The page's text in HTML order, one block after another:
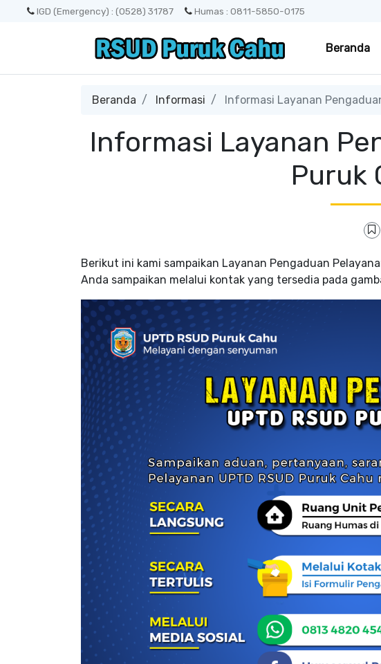
IGD (Emergency) : (0528) 31787 Humas : 0811-5850-0175
Beranda
Beranda Informasi Informasi Layanan
Informasi Layanan
Puruk
Berikut ini kami sampaikan Layanan Pengaduan
Anda sampaikan melalui kontak yang tersedia pada